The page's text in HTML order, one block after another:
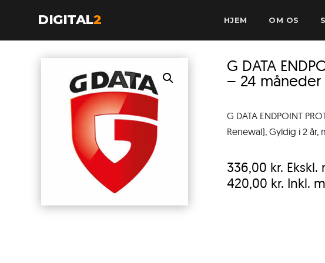
DIGITAL2 HJEM OM OS
G DATA
– 24 måneder
G DATA ENDPOINT
Renewal), Gyldig i 2
336,00 kr. Ekskl.
420,00 kr. Inkl.